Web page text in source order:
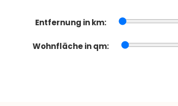
Entfernung in km:
Wohnfläche in qm: